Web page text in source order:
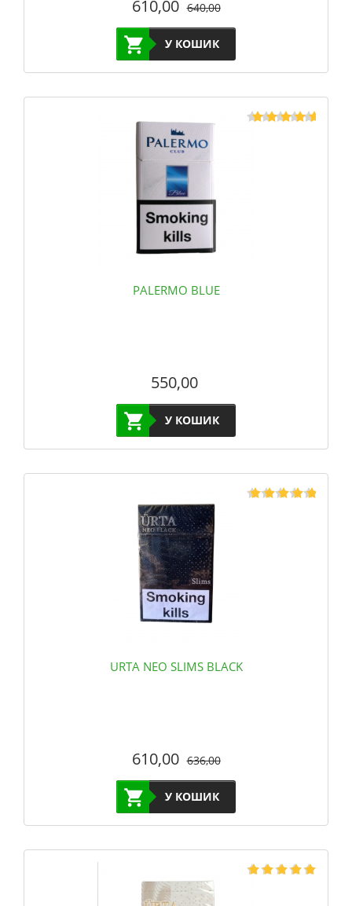
610,00 640,00
У КОШИК
PALERMO BLUE
550,00
У КОШИК
URTA NEO SLIMS BLACK
610,00 636,00
У КОШИК